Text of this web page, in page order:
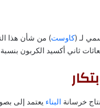
لـ (كاوست) من شأن هذا
ثاني أكسيد الكربون بنسبة تصل إلى
خرسانة البناء يعتمد إلى